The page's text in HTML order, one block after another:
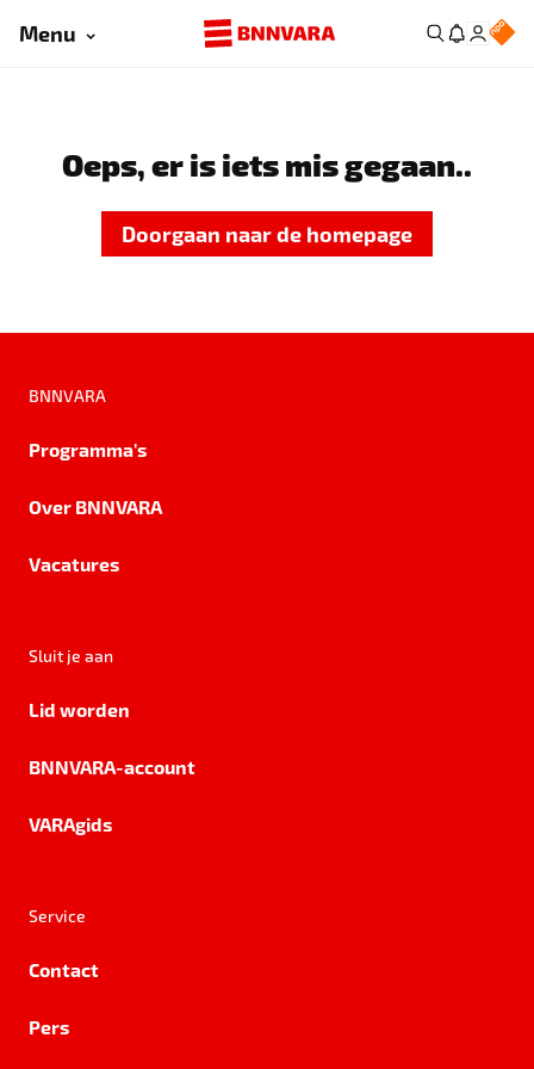
Menu
Oeps, er is iets mis gegaan..
Doorgaan naar de homepage
BNNVARA
Programma's
Over BNNVARA
Vacatures
Sluit je aan
Lid worden
BNNVARA-account
VARAgids
Service
Contact
Pers